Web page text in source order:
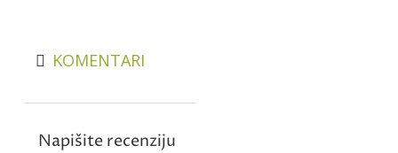
KOMENTARI
Napišite recenziju